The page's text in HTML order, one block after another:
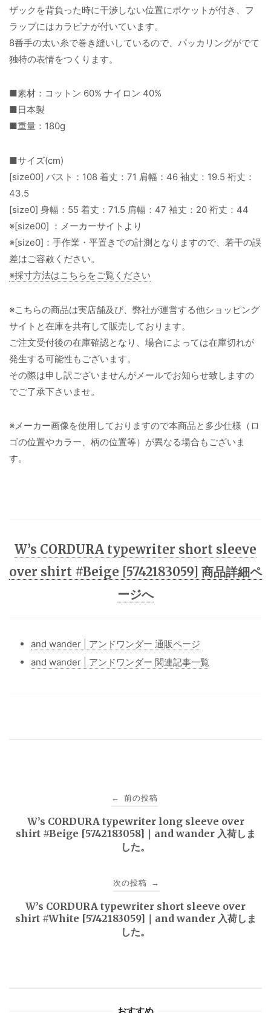
ザックを背負った時に干渉しない位置にポケットが付き、フ
ラップにはカラビナが付いています。
8番手の太い糸で巻き縫いしているので、パッカリングがでて
独特の表情をつくります。
■素材：コットン 60% ナイロン 40%
■日本製
■重量：180g
■サイズ(cm)
[size00] バスト：108 着丈：71 肩幅：46 袖丈：19.5 裄丈：
43.5
[size0] 身幅：55 着丈：71.5 肩幅：47 袖丈：20 裄丈：44
※[size00] ：メーカーサイトより
※[size0]：手作業・平置きでの計測となりますので、若干の誤
差はご容赦ください。
※採寸方法はこちらをご覧ください
※こちらの商品は実店舗及び、弊社が運営する他ショッピング
サイトと在庫を共有して販売しております。
ご注文受付後の在庫確認となり、場合によっては在庫切れが
発生する可能性もございます。
その際は申し訳ございませんがメールでお知らせ致しますの
でご了承下さいませ。
※メーカー画像を使用しておりますので本商品と多少仕様（ロ
ゴの位置やカラー、柄の位置等）が異なる場合もございま
す。
W’s CORDURA typewriter short sleeve
over shirt #Beige [5742183059] 商品詳細ペ
ージへ
and wander | アンドワンダー 通販ページ
and wander | アンドワンダー 関連記事一覧
ナ
ー
← 前の投稿
W’s CORDURA typewriter long sleeve over
shirt #Beige [5742183058]｜and wander 入荷しま
した。
次の投稿 →
W’s CORDURA typewriter short sleeve over
shirt #White [5742183059]｜and wander 入荷しま
した。